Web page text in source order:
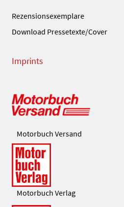
Rezensionsexemplare
Download Pressetexte/Cover
Imprints
Motorbuch Versand
Motorbuch Verlag